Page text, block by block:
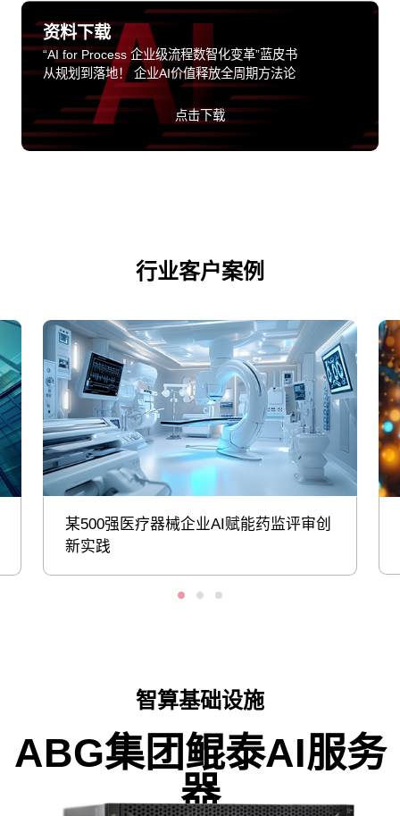
资料下载
“AI for Process 企业级流程数智化变革”蓝皮书
从规划到落地！ 企业AI价值释放全周期方法论
点击下载
行业客户案例
某500强医疗器械企业AI赋能药监评审创
新实践
智算基础设施
ABG集团鲲泰AI服务
器